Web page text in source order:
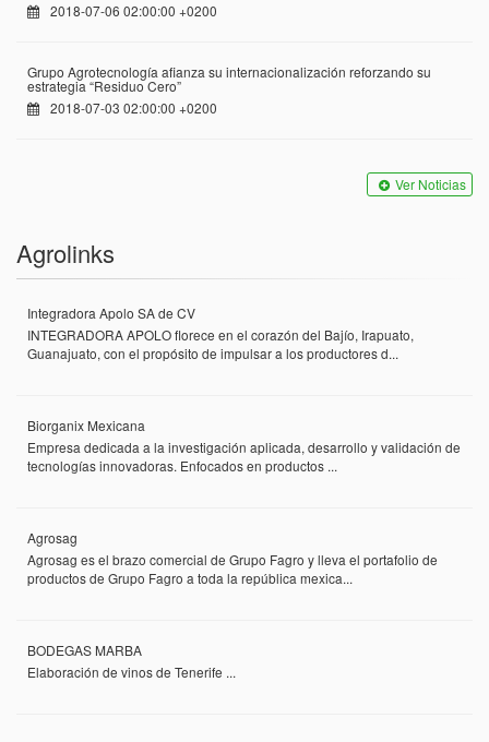
2018-07-06 02:00:00 +0200
Grupo Agrotecnología afianza su internacionalización reforzando su
estrategia “Residuo Cero”
2018-07-03 02:00:00 +0200
Ver Noticias
Agrolinks
Integradora Apolo SA de CV
INTEGRADORA APOLO florece en el corazón del Bajío, Irapuato,
Guanajuato, con el propósito de impulsar a los productores d...
Biorganix Mexicana
Empresa dedicada a la investigación aplicada, desarrollo y validación de
tecnologías innovadoras. Enfocados en productos ...
Agrosag
Agrosag es el brazo comercial de Grupo Fagro y lleva el portafolio de
productos de Grupo Fagro a toda la república mexica...
BODEGAS MARBA
Elaboración de vinos de Tenerife ...